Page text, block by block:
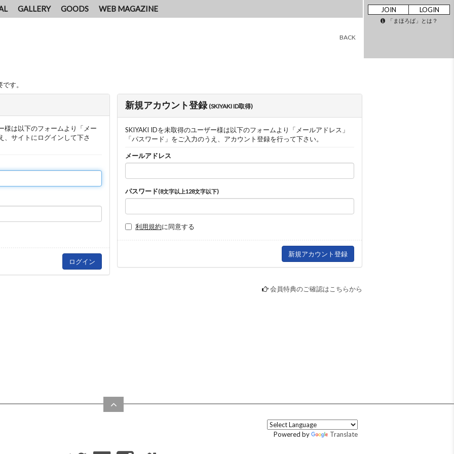
GALLERY GOODS WEB MAGAZINE JOIN LOGIN
「まほろば」とは？
BACK
す。
様は以下のフォームより「メー
、サイトにログインして下さ
新規アカウント登録(SKIYAKI ID取得)
SKIYAKI IDを未取得のユーザー様は以下のフォームより「メールアドレス」
「パスワード」をご入力のうえ、アカウント登録を行って下さい。
メールアドレス
パスワード(8文字以上128文字以下)
利用規約に同意する
会員特典のご確認はこちらから
Powered by Translate